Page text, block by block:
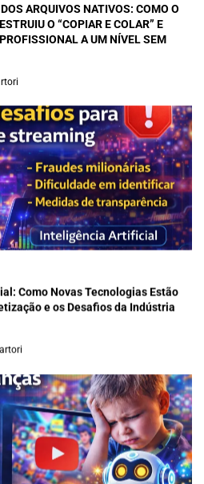
ARQUIVOS NATIVOS: COMO O
O “COPIAR E COLAR” E
A UM NÍVEL SEM
Como Novas Tecnologias Estão
e os Desafios da Indústria